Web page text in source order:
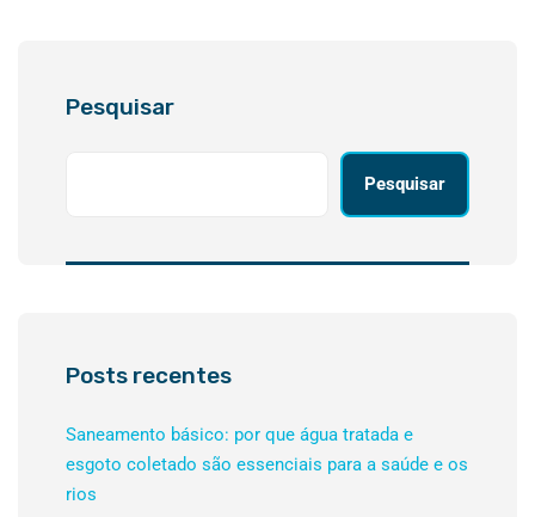
Pesquisar
Pesquisar
Posts recentes
Saneamento básico: por que água tratada e
esgoto coletado são essenciais para a saúde e os
rios